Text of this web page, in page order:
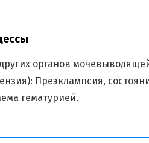
органов
Преэклампсия,
гематурией.